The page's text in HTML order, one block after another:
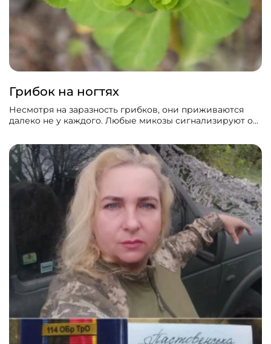
Грибок на ногтях
Несмотря на заразность грибков, они приживаются
далеко не у каждого. Любые микозы сигнализируют об
возникновения нужно серьезно позаботиться о своем
здоровье и не откладывать это!